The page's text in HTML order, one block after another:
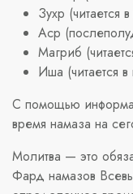
Зухр (читается
Аср
Магриб
Иша (читается
С помощью
время намаза на
Молитва — это
Фард намазов